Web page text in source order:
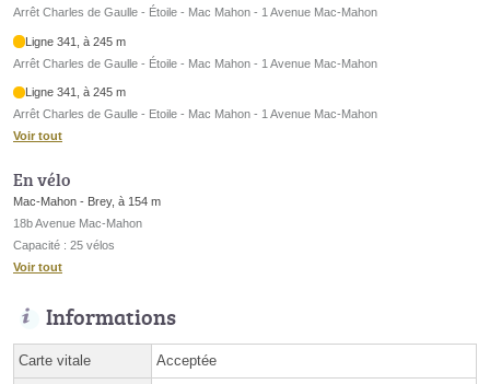
Arrêt Charles de Gaulle - Étoile - Mac Mahon - 1 Avenue Mac-Mahon
Ligne 341, à 245 m
Arrêt Charles de Gaulle - Étoile - Mac Mahon - 1 Avenue Mac-Mahon
Ligne 341, à 245 m
Arrêt Charles de Gaulle - Etoile - Mac Mahon - 1 Avenue Mac-Mahon
Voir tout
En vélo
Mac-Mahon - Brey, à 154 m
18b Avenue Mac-Mahon
Capacité : 25 vélos
Voir tout
Informations
Carte vitale Acceptée